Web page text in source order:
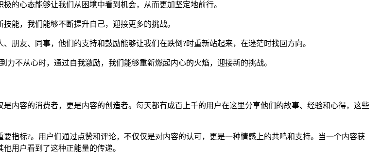
的心态能够让我们从困境中看到机会，从而更加坚定地前行。
能，我们能够不断提升自己，迎接更多的挑战。
朋友、同事，他们的支持和鼓励能够让我们在跌倒?时重新站起来，在迷茫时找回方向。
不从心时，通过自我激励，我们能够重新燃起内心的火焰，迎接新的挑战。
内容的消费者，更是内容的创造者。每天都有成百上千的用户在这里分享他们的故事、经验和心得，这些
指标?。用户们通过点赞和评论，不仅仅是对内容的认可，更是一种情感上的共鸣和支持。当一个内容获
用户看到了这种正能量的传递。